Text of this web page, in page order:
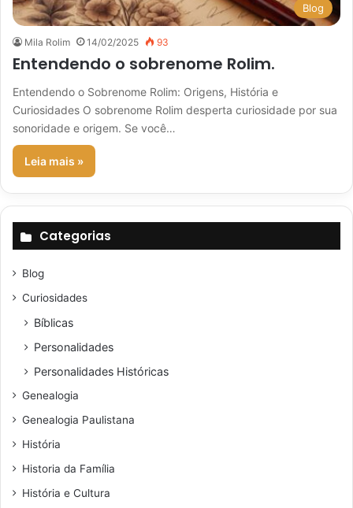
Blog
Mila Rolim 14/02/2025 93
Entendendo o sobrenome Rolim.
Entendendo o Sobrenome Rolim: Origens, História e
Curiosidades O sobrenome Rolim desperta curiosidade por sua
sonoridade e origem. Se você…
Leia mais »
Categorias
Blog
Curiosidades
Bíblicas
Personalidades
Personalidades Históricas
Genealogia
Genealogia Paulistana
História
Historia da Família
História e Cultura